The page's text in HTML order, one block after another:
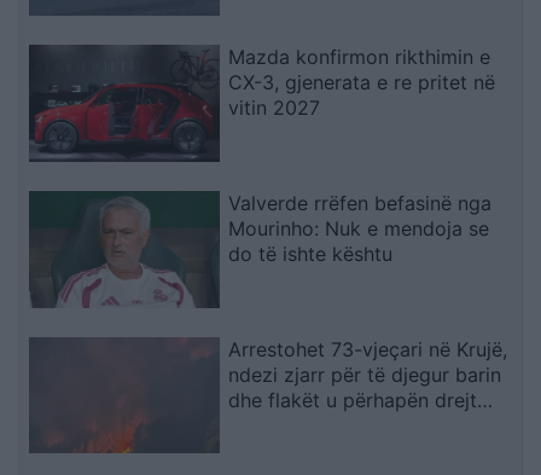
Mazda konfirmon rikthimin e
CX-3, gjenerata e re pritet në
vitin 2027
Valverde rrëfen befasinë nga
Mourinho: Nuk e mendoja se
do të ishte kështu
Arrestohet 73-vjeçari në Krujë,
ndezi zjarr për të djegur barin
dhe flakët u përhapën drejt